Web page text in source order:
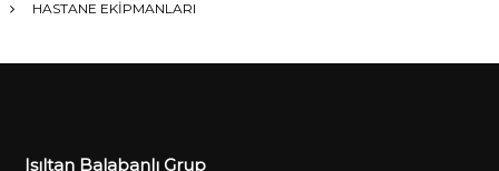
HASTANE EKİPMANLARI
Işıltan Balabanlı Grup